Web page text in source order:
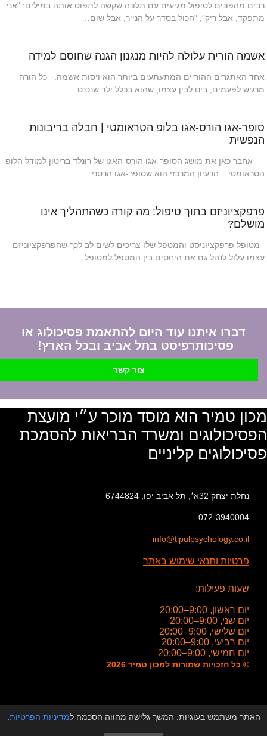
רבים מהפונים לטיפול מגיעים עם תלונה שקשה לתפוס אותה במילים: "אני
מתפקד, אבל ריק", "הכול בסדר על הנייר, אבל שום…
אשמה הורית עלולה להיות מנגנון הגנה שחוסם למידה
אחד האתגרים ההוריים המתעתעים ביותר הוא ויסות אשמה. כל הורה
מרגיש לפעמים, בינו לבין עצמו, שהוא בכלל ילד שנכנס…
סופר-אגו הורס-אגו בלופ הטראומטי | חבלה בריבונות
הנפשית
אחבר כאן את מושג הסופר-אגו הורס-האגו של רונלד בריטון למודל הלופ
הטראומטי. הרעיון המרכזי הוא שסופר-אגו הרסני…
פרפקציוניזם בתוך טיפול: מה קורה כשהתהליך אינו
מושלם?
מטופל פרפקציוניסט והמטפל שלו צריכים לשים לב לכך שהפרפקציוניזם
עצמו עלול לנהל גם את היחסים בין המטפל למטופל. …
דברו איתנו עוד היום להתאמת פסיכולוג או
פסיכותרפיסט בתל אביב ובכל הארץ!
צור קשר
מכון טמיר הוא מוסד מוכר ע״י מועצת
הפסיכולוגים ומשרד הבריאות להסמכת
פסיכולוגים קליניים
נחלת יצחק 32א׳, תל אביב יפו, 6744824
072-3940004
info@tipulpsychology.co.il
פרטיות ותנאי שימוש באתר
שעות פעילות:
יום ראשון, 9:00–20:00
יום שני, 9:00–20:00
יום שלישי, 9:00–20:00
יום רביעי, 9:00–20:00
יום חמישי, 9:00–20:00
© כל הזכויות שמורות למכון טמיר 2026
האתר משתמש בעוגיות. המשך גלישה מהווה הסכמה למדיניות הפרטיות